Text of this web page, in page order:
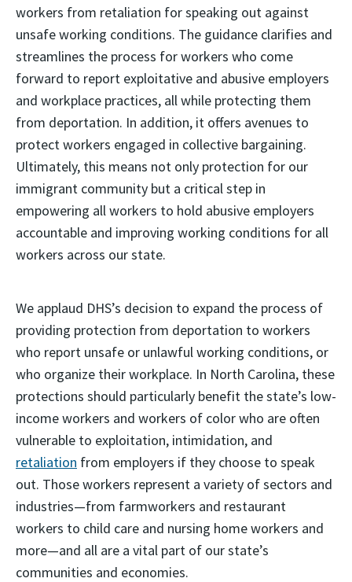
workers from retaliation for speaking out against
unsafe working conditions. The guidance clarifies and
streamlines the process for workers who come
forward to report exploitative and abusive employers
and workplace practices, all while protecting them
from deportation. In addition, it offers avenues to
protect workers engaged in collective bargaining.
Ultimately, this means not only protection for our
immigrant community but a critical step in
empowering all workers to hold abusive employers
accountable and improving working conditions for all
workers across our state.
We applaud DHS’s decision to expand the process of
providing protection from deportation to workers
who report unsafe or unlawful working conditions, or
who organize their workplace. In North Carolina, these
protections should particularly benefit the state’s low-
income workers and workers of color who are often
vulnerable to exploitation, intimidation, and
retaliation from employers if they choose to speak
out. Those workers represent a variety of sectors and
industries—from farmworkers and restaurant
workers to child care and nursing home workers and
more—and all are a vital part of our state’s
communities and economies.